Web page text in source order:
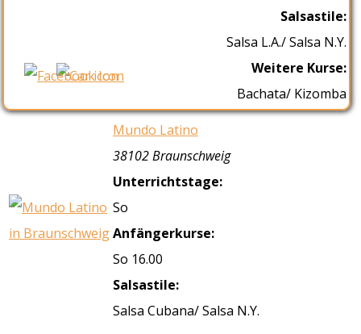
Salsastile:
Salsa L.A./ Salsa N.Y.
Weitere Kurse:
Bachata/ Kizomba
Mundo Latino
38102 Braunschweig
Unterrichtstage:
So
Anfängerkurse:
So 16.00
Salsastile:
Salsa Cubana/ Salsa N.Y.